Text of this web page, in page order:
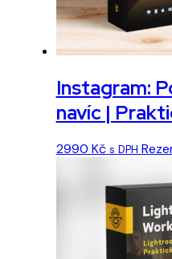
Instagram:
navíc |
2990 Kč s DPH